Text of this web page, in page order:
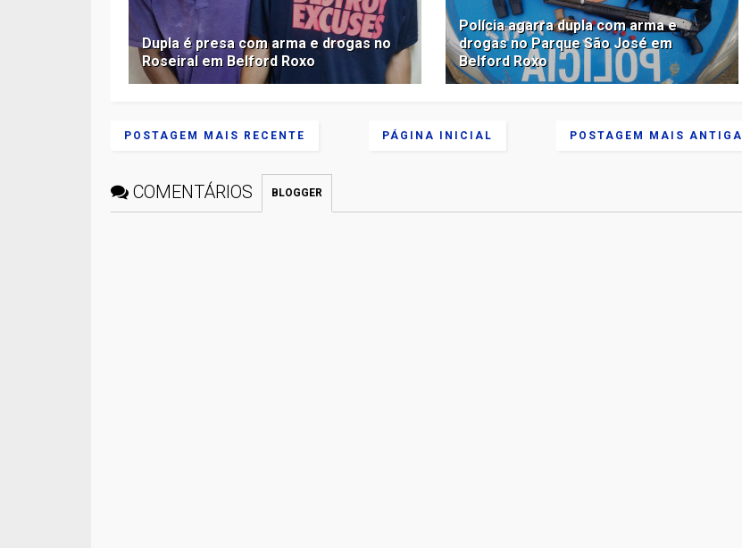
Dupla é presa com arma e drogas no
Roseiral em Belford Roxo
Polícia agarra dupla com arma e
drogas no Parque São José em
Belford Roxo
POSTAGEM MAIS RECENTE POSTAGEM MAIS ANTIGA
PÁGINA INICIAL
COMENTÁRIOS BLOGGER